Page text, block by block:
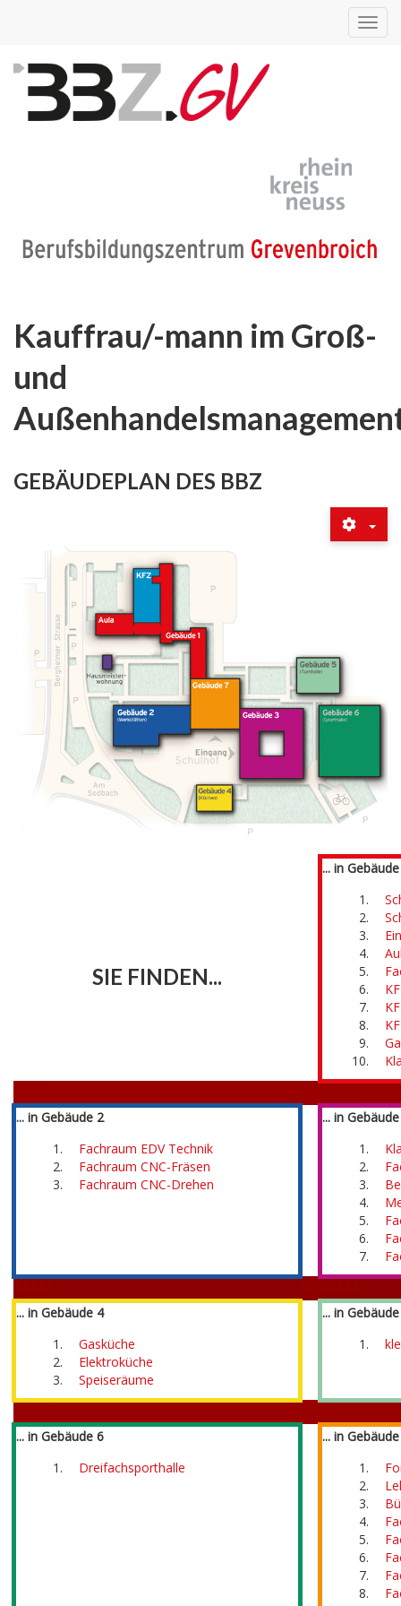
Kauffrau/-mann im Groß-
und
GEBÄUDEPLAN DES BBZ
SIE FINDEN...
... in
... in Gebäude 2
Fachraum EDV Technik
Fachraum CNC-Fräsen
Fachraum CNC-Drehen
... in
... in Gebäude 4
Gasküche
Elektroküche
Speiseräume
... in
... in Gebäude 6
Dreifachsporthalle
... in